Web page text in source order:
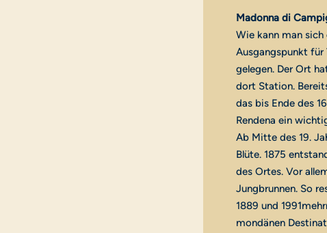
Madonna di
Wie kann man
Ausgangspunkt
gelegen. Der Ort
dort Station.
das bis Ende des
Rendena ein
Ab Mitte des 19.
Blüte. 1875
des Ortes. Vor
Jungbrunnen. So
1889 und
mondänen